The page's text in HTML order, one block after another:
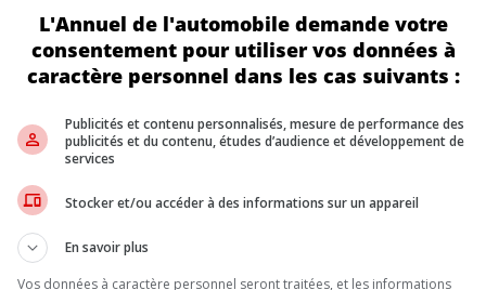
en Jordanie, en Turquie et aux Émirats arabes unis. La
activités terroristes.
complexe. On cite dans une dépêche le port de Savannah,
Face à un tel volume, retrouver des voitures volées
en 2023. Leur valeur totale est estimée à environ 7 millions
et aux États-Unis pour comprendre très vite que les
où des voitures volées aux États-Unis et au Canada
L'Annuel de l'automobile demande votre
consentement pour utiliser vos données à
caractère personnel dans les cas suivants :
Publicités et contenu personnalisés, mesure de performance des
publicités et du contenu, études d’audience et développement de
services
Stocker et/ou accéder à des informations sur un appareil
En savoir plus
Vos données à caractère personnel seront traitées, et les informations